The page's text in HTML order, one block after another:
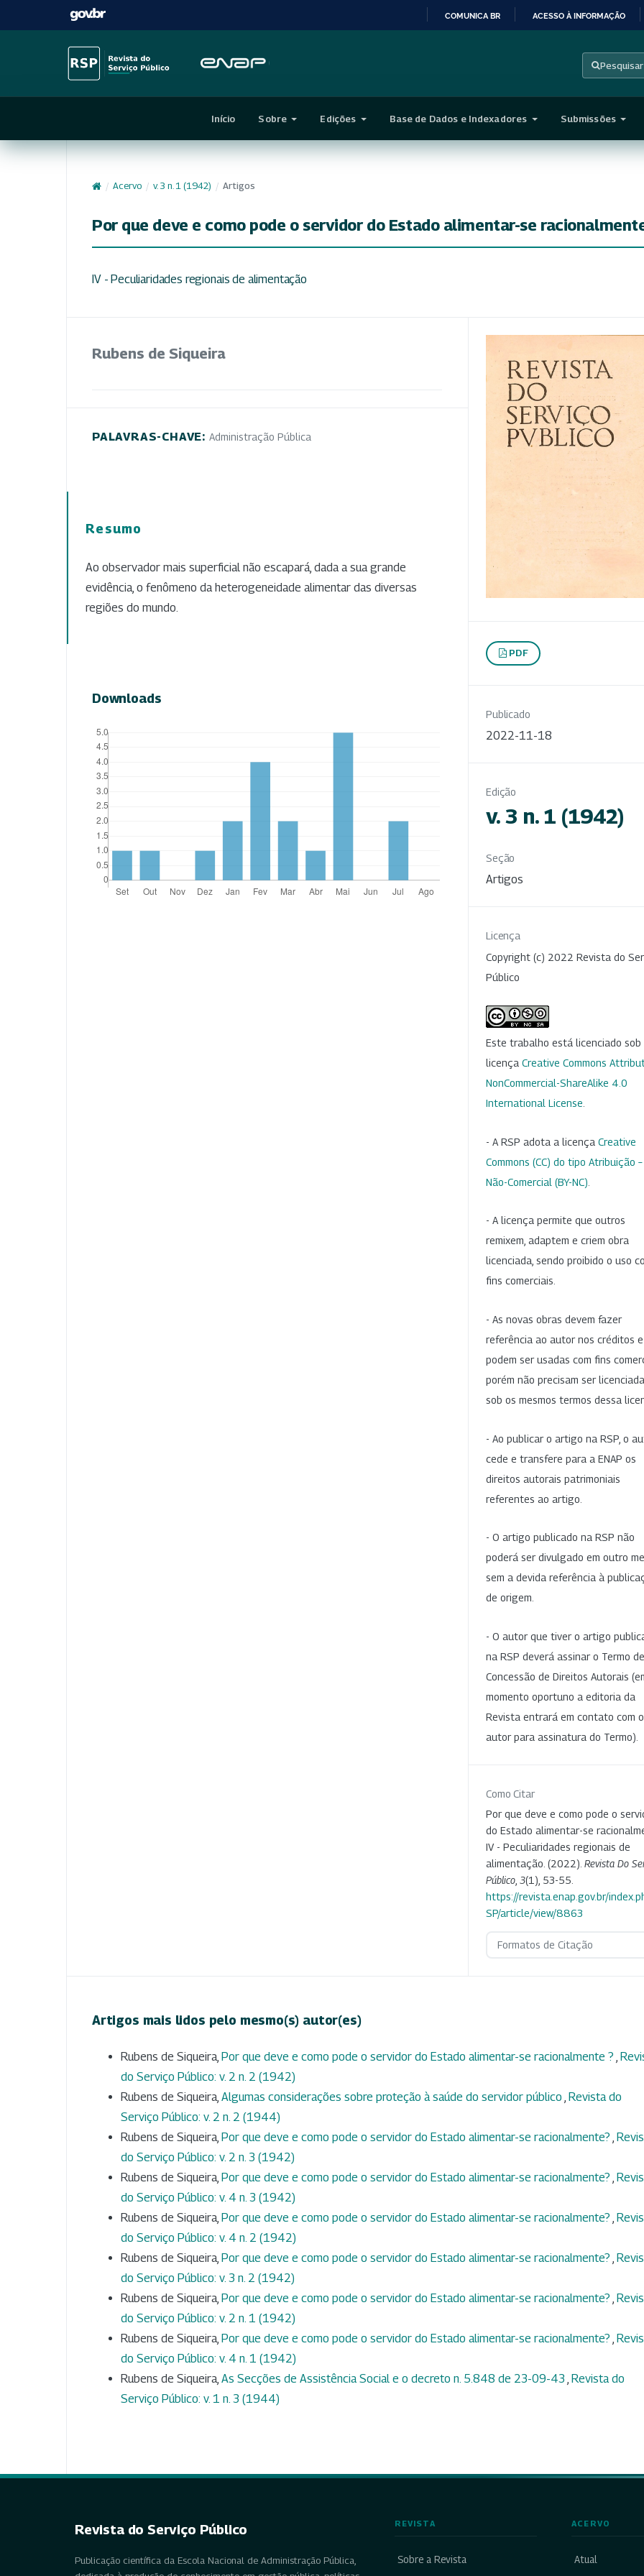
CONTEÚDO
COMUNICA BR ACESSO À INFORMAÇÃO
Pesquisar
Início Sobre Edições Base de Dados e Indexadores Submissões
/ Acervo / v. 3 n. 1 (1942) / Artigos
Por que deve e como pode o servidor do Estado alimentar-se
IV - Peculiaridades regionais de alimentação
Rubens de Siqueira
PALAVRAS-CHAVE: Administração Pública
Resumo
Ao observador mais superficial não escapará, dada a sua grande
evidência, o fenômeno da heterogeneidade alimentar das diversas
regiões do mundo.
Downloads
PDF
Publicado
2022-11-18
Edição
v. 3 n. 1 (1942)
Seção
Artigos
Licença
Copyright (c) 2022 Revista do
Público
Este trabalho está licenciado sob
licença Creative Commons
NonCommercial-ShareAlike 4.0
International License
- A RSP adota a licença Creative
Commons (CC) do tipo Atribuição –
Não-Comercial (BY-NC)
- A licença permite que outros
remixem, adaptem e criem obra
licenciada, sendo proibido o uso
fins comerciais.
- As novas obras devem fazer
referência ao autor nos créditos
podem ser usadas com fins
porém não precisam ser
sob os mesmos termos dessa
- Ao publicar o artigo na RSP, o
cede e transfere para a ENAP os
direitos autorais patrimoniais
referentes ao artigo.
- O artigo publicado na RSP não
poderá ser divulgado em outro
sem a devida referência à
de origem.
- O autor que tiver o artigo
na RSP deverá assinar o Termo de
Concessão de Direitos Autorais
momento oportuno a editoria da
Revista entrará em contato com o
autor para assinatura do Termo).
Como Citar
Por que deve e como pode o
do Estado alimentar-se
IV - Peculiaridades regionais de
alimentação. (2022). Revista Do
Público 3(1), 53-55.
https://revista.enap.gov.br/
SP/article/view/8863
Formatos de Citação
Artigos mais lidos pelo mesmo(s) autor(es)
Rubens de Siqueira, Por que deve e como pode o servidor do Estado alimentar-se racionalmente ? ,
do Serviço Público: v. 2 n. 2 (1942)
Rubens de Siqueira, Algumas considerações sobre proteção à saúde do servidor público , Revista do
Serviço Público: v. 2 n. 2 (1944)
Rubens de Siqueira, Por que deve e como pode o servidor do Estado alimentar-se racionalmente? ,
do Serviço Público: v. 2 n. 3 (1942)
Rubens de Siqueira, Por que deve e como pode o servidor do Estado alimentar-se racionalmente? ,
do Serviço Público: v. 4 n. 3 (1942)
Rubens de Siqueira, Por que deve e como pode o servidor do Estado alimentar-se racionalmente? ,
do Serviço Público: v. 4 n. 2 (1942)
Rubens de Siqueira, Por que deve e como pode o servidor do Estado alimentar-se racionalmente? ,
do Serviço Público: v. 3 n. 2 (1942)
Rubens de Siqueira, Por que deve e como pode o servidor do Estado alimentar-se racionalmente? ,
do Serviço Público: v. 2 n. 1 (1942)
Rubens de Siqueira, Por que deve e como pode o servidor do Estado alimentar-se racionalmente? ,
do Serviço Público: v. 4 n. 1 (1942)
Rubens de Siqueira, As Secções de Assistência Social e o decreto n. 5.848 de 23-09-43 , Revista do
Serviço Público: v. 1 n. 3 (1944)
Revista do Serviço Público
Publicação científica da Escola Nacional de Administração Pública,
REVISTA
Sobre a Revista
ACERVO
Atual